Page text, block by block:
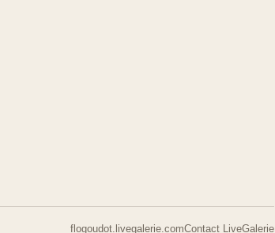
flogoudot.livegalerie.comContact LiveGalerie